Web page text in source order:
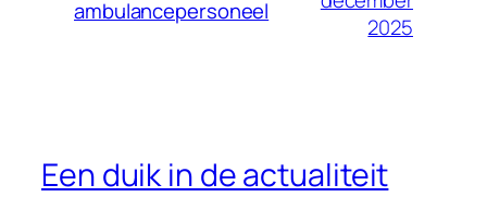
ambulancepersoneel
2025
Een duik in de actualiteit